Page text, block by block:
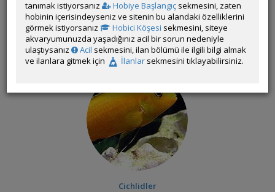
Akvaryum Donanımı
Cichlidler
tanımak istiyorsanız
Hobiye Başlangıç sekmesini, zaten
hobinin içerisindeyseniz ve sitenin bu alandaki özelliklerini
görmek istiyorsanız
Hobici Köşesi sekmesini, siteye
akvaryumunuzda yaşadığınız acil bir sorun nedeniyle
ulaştıysanız
Acil sekmesini, ilan bölümü ile ilgili bilgi almak
ve ilanlara gitmek için
İlanlar sekmesini tıklayabilirsiniz.